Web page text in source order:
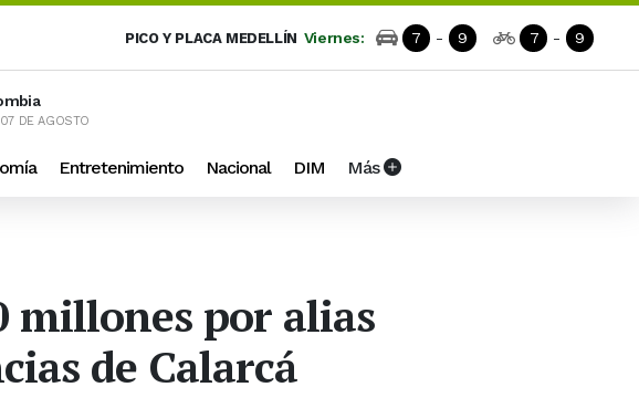
PICO Y PLACA MEDELLÍN Viernes: 7 - 9 7 - 9
DE AGOSTO
Entretenimiento Nacional DIM Más
millones por alias
de Calarcá